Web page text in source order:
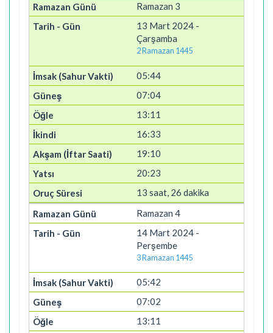
Ramazan 3
13 Mart 2024 -
Çarşamba
2 Ramazan 1445
05:44
07:04
13:11
16:33
19:10
20:23
13 saat, 26 dakika
Ramazan 4
14 Mart 2024 -
Perşembe
3 Ramazan 1445
05:42
07:02
13:11